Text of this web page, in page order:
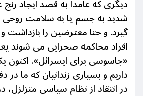
دیگری که عامدا به قصد ایجاد
شدید به جسم یا به سلامت
گیرد. و حتا معترضین را بازداشت و
افراد محاکمه صحرایی می شوند
«جاسوسی برای ایسرائل». اکنون
داریم وبسیاری زندانیانکه ما در
در انتقاد از نظام سیاسی متزلزل،